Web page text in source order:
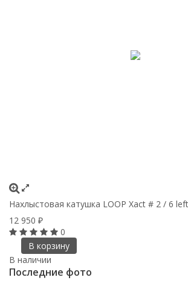
Нахлыстовая катушка LOOP Xact # 2 / 6 left
12 950 ₽
0
В корзину
В наличии
Последние фото